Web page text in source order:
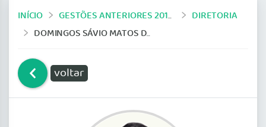
INÍCIO GESTÕES ANTERIORES 2019-2024
DIRETORIA
DOMINGOS SÁVIO MATOS DANTAS
voltar